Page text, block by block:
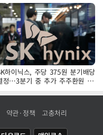
하이닉스, 주당 375원 분기배당
정…3분기 중 추가 주주환원 발
약관·정책 고충처리